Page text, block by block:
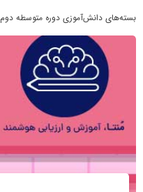
بسته‌های دانش‌آموزی دوره متوسطه دوم